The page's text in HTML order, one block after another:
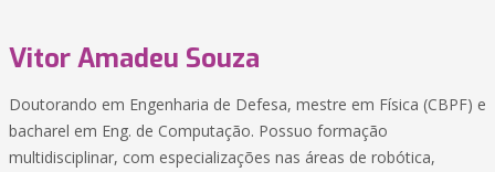
Vitor Amadeu Souza
Doutorando em Engenharia de Defesa, mestre em Física (CBPF) e
bacharel em Eng. de Computação. Possuo formação
multidisciplinar, com especializações nas áreas de robótica,